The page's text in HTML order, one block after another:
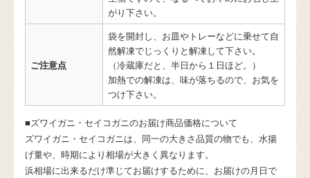
がり下さい。
ご注意点
袋を開封し、お皿やトレーなどに乗せて自
然解凍でじっくりと解凍して下さい。
（冷蔵庫だと、半日から１日ほど。）
加熱での解凍は、味が落ちるので、お気を
つけ下さい。
■ズワイガニ・セイコガニのお届け商品価格について
ズワイガニ・セイコガニは、同一の大きさ品質の物でも、水揚
げ量や、時期により相場が大きく異なります。
浜相場に出来るだけ準じてお届けするために、お届けの月日で